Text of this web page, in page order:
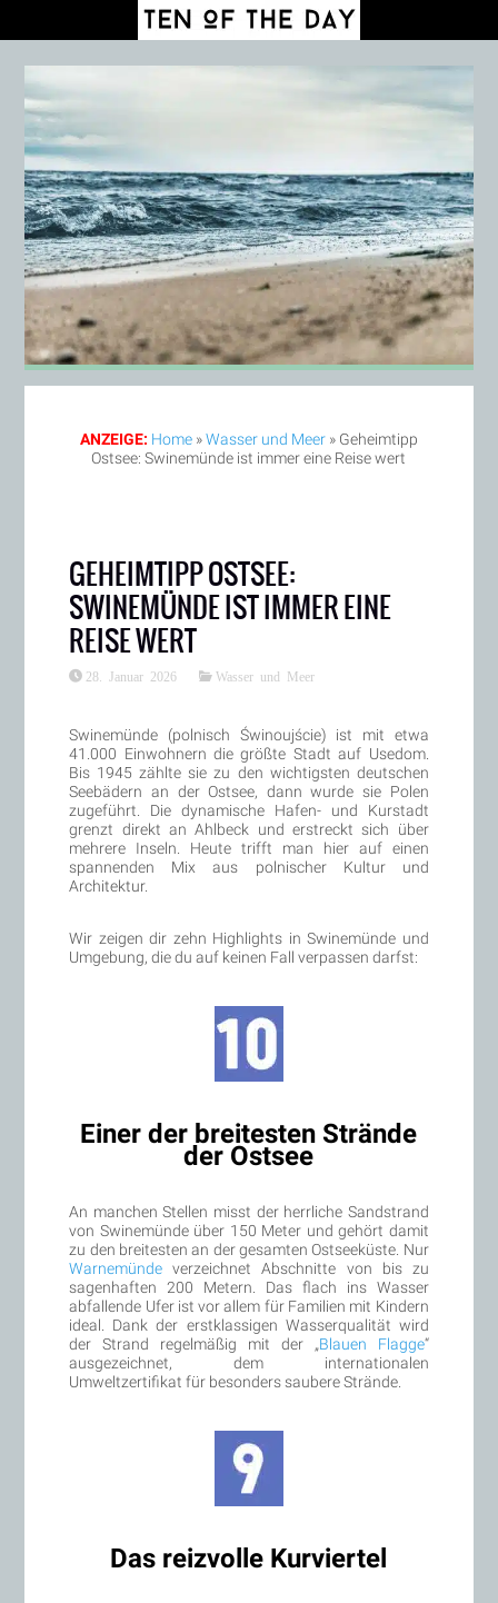
ANZEIGE: Home»Wasser und Meer» Geheimtipp
Ostsee: Swinemünde ist immer eine Reise wert
GEHEIMTIPP OSTSEE:
SWINEMÜNDE IST IMMER EINE
REISE WERT
28. Januar 2026 Wasser und Meer
Swinemünde (polnisch Świnoujście) ist mit etwa
41.000 Einwohnern die größte Stadt auf Usedom.
Bis 1945 zählte sie zu den wichtigsten deutschen
Seebädern an der Ostsee, dann wurde sie Polen
zugeführt. Die dynamische Hafen- und Kurstadt
grenzt direkt an Ahlbeck und erstreckt sich über
mehrere Inseln. Heute trifft man hier auf einen
spannenden Mix aus polnischer Kultur und
Architektur.
Wir zeigen dir zehn Highlights in Swinemünde und
Umgebung, die du auf keinen Fall verpassen darfst:
Einer der breitesten Strände
der Ostsee
An manchen Stellen misst der herrliche Sandstrand
von Swinemünde über 150 Meter und gehört damit
zu den breitesten an der gesamten Ostseeküste. Nur
Warnemünde verzeichnet Abschnitte von bis zu
sagenhaften 200 Metern. Das flach ins Wasser
abfallende Ufer ist vor allem für Familien mit Kindern
ideal. Dank der erstklassigen Wasserqualität wird
der Strand regelmäßig mit der „Blauen Flagge“
ausgezeichnet, dem internationalen
Umweltzertifikat für besonders saubere Strände.
Das reizvolle Kurviertel